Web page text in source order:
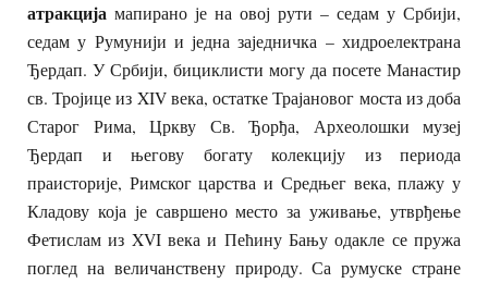
атракција мапирано је на овој рути – седам у Србији,
седам у Румунији и једна заједничка – хидроелектрана
Ђердап. У Србији, бициклисти могу да посете Манастир
св. Тројице из XIV века, остатке Трајановог моста из доба
Старог Рима, Цркву Св. Ђорђа, Археолошки музеј
Ђердап и његову богату колекцију из периода
праисторије, Римског царства и Средњег века, плажу у
Кладову која је савршено место за уживање, утврђење
Фетислам из XVI века и Пећину Бању одакле се пружа
поглед на величанствену природу. Са румуске стране